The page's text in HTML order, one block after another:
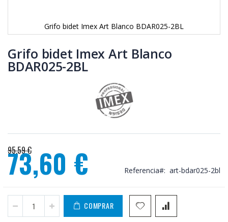
Grifo bidet Imex Art Blanco BDAR025-2BL
al
comienzo
de
Grifo bidet Imex Art Blanco
BDAR025-2BL
95,59 €
Precio
especial
73,60 € Referencia art-bdar025-2bl
COMPRAR